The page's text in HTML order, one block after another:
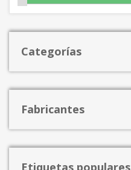
Categorías
Fabricantes
Etiquetas populares